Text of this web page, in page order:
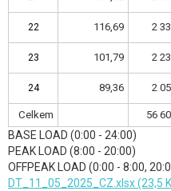
22 116,69 2
23 101,79 2
24 89,36 2
Celkem 56
22
23
24
BASE LOAD (0:00 - 24:00)
PEAK LOAD (8:00 - 20:00)
OFFPEAK LOAD (0:00 - 8:00,
DT_11_05_2025_CZ.xlsx (23,5